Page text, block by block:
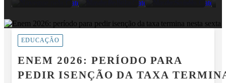
EDUCAÇÃO
ENEM 2026: PERÍODO PARA
PEDIR ISENÇÃO DA TAXA